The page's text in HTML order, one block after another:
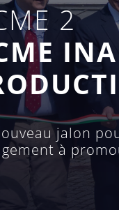
2
jalon
à